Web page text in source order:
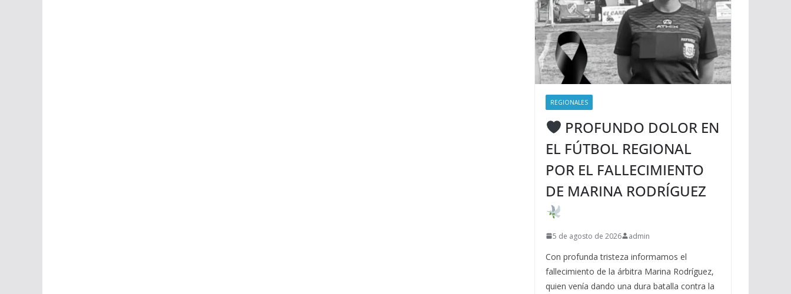
REGIONALES
PROFUNDO DOLOR EN
EL FÚTBOL REGIONAL
POR EL FALLECIMIENTO
DE MARINA RODRÍGUEZ
5 de agosto de 2026 admin
Con profunda tristeza informamos el
fallecimiento de la árbitra Marina Rodríguez,
quien venía dando una dura batalla contra la